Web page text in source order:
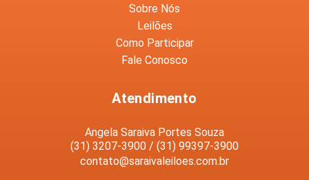
Sobre Nós
Leilões
Como Participar
Fale Conosco
Atendimento
Angela Saraiva Portes Souza
(31) 3207-3900 / (31) 99397-3900
contato@saraivaleiloes.com.br